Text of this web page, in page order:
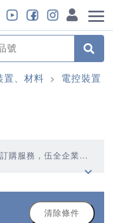
置、材料 > 電控裝置
購服務，伍全企業深
清除條件